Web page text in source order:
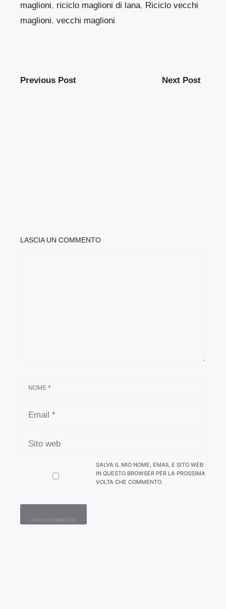
maglioni, riciclo maglioni di lana, Riciclo vecchi
maglioni, vecchi maglioni
Previous Post Next Post
LASCIA UN COMMENTO
WEB
SALVA IL MIO NOME, EMAIL E SITO WEB
IN QUESTO BROWSER PER LA PROSSIMA
VOLTA CHE COMMENTO.